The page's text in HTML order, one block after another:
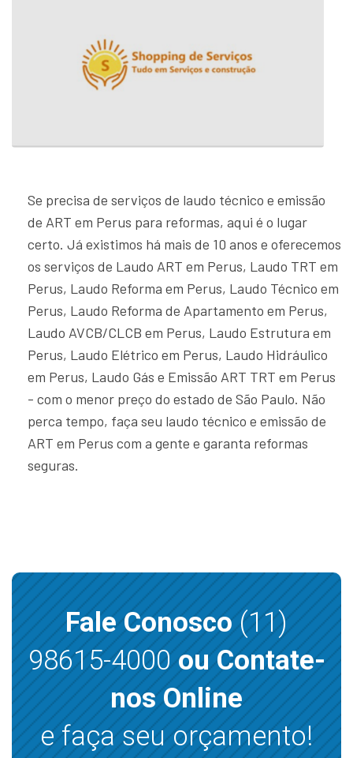
Se precisa de serviços de laudo técnico e emissão
de ART em Perus para reformas, aqui é o lugar
certo. Já existimos há mais de 10 anos e oferecemos
os serviços de Laudo ART em Perus, Laudo TRT em
Perus, Laudo Reforma em Perus, Laudo Técnico em
Perus, Laudo Reforma de Apartamento em Perus,
Laudo AVCB/CLCB em Perus, Laudo Estrutura em
Perus, Laudo Elétrico em Perus, Laudo Hidráulico
em Perus, Laudo Gás e Emissão ART TRT em Perus
- com o menor preço do estado de São Paulo. Não
perca tempo, faça seu laudo técnico e emissão de
ART em Perus com a gente e garanta reformas
seguras.
Fale Conosco(11)
98615-4000ou Contate-
nos Online
e faça seu orçamento!